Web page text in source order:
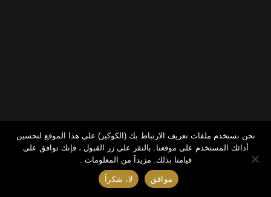
نحن نستخدم ملفات تعريف الارتباط بك (الكوكيز) على هذا الموقع لتحسين
أدائك المستخدم على موقعنا. بالنقر على زر القبول ، فإنك توافق على
قيامنا بذلك. مزيدآ من المعلومات .
موافق لا، شكراً